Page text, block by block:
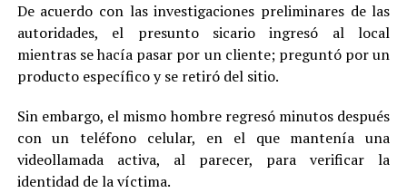
De acuerdo con las investigaciones preliminares de las
autoridades, el presunto sicario ingresó al local
mientras se hacía pasar por un cliente; preguntó por un
producto específico y se retiró del sitio.
Sin embargo, el mismo hombre regresó minutos después
con un teléfono celular, en el que mantenía una
videollamada activa, al parecer, para verificar la
identidad de la víctima.